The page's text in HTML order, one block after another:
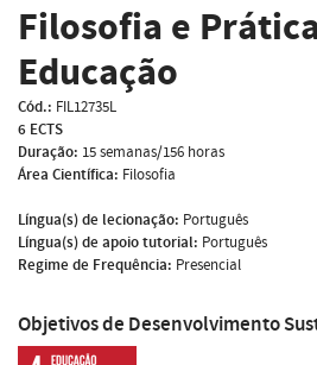
Filosofia e
Educação
Cód.: FIL12735L
6 ECTS
Duração: 15 semanas/156 horas
Área Científica: Filosofia
Língua(s) de lecionação: Português
Língua(s) de apoio tutorial: Português
Regime de Frequência: Presencial
Objetivos de Desenvolvimento